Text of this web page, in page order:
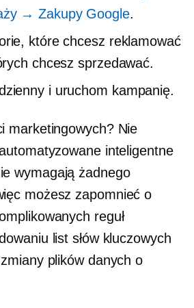
→ Zakupy Google.
które chcesz reklamować
chcesz sprzedawać.
i uruchom kampanię.
marketingowych? Nie
inteligentne
wymagają żadnego
możesz zapomnieć o
reguł
list słów kluczowych
plików danych o